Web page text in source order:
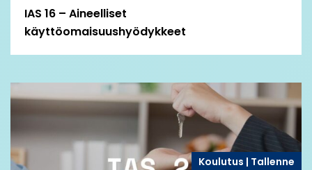
IAS 16 – Aineelliset
käyttöomaisuushyödykkeet
Koulutus | Tallenne